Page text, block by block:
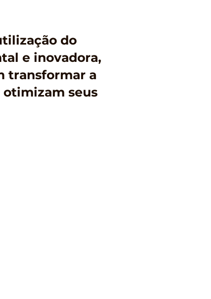
do
e inovadora,
transformar a
seus